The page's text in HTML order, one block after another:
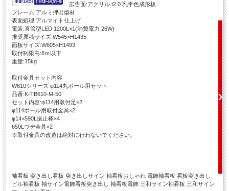
広告面:アクリル t2.0 乳半色成形板
フレーム:アルミ押出型材
表面処理:アルマイト仕上げ
電装:直管型LED 1200L×1(消費電力 26W)
推奨原稿サイズ:W545×H1435
面板サイズ:W605×H1493
取付制限高:8ｍ以下
重量:15kg
取付金具セット内容
W610シリーズ φ114丸ポール用セット
品番:K-TB610-M-50
セット内容:φ114用取付足×2
φ114ポール用取付金具×2
φ14×590L振止棒×4
650Lウデ金具×2
※取付金具の改造は絶対に行わないでください。
袖看板 突き出し看板 突き出しサイン 袖看板おしゃれ 電飾袖看板 看板突き出し
ビル袖看板 袖サイン電飾看板突き出し 袖看板電飾 三和サイン袖看板 三和サイン